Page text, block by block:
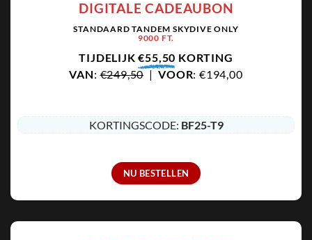
DIGITALE CADEAUBON
STANDAARD TANDEM SKYDIVE ONLY
9000 FT.
TIJDELIJK€55,50 KORTING
VAN:€249,50|VOOR: €194,00
KORTINGSCODE: BF25-T9
NU BESTELLEN